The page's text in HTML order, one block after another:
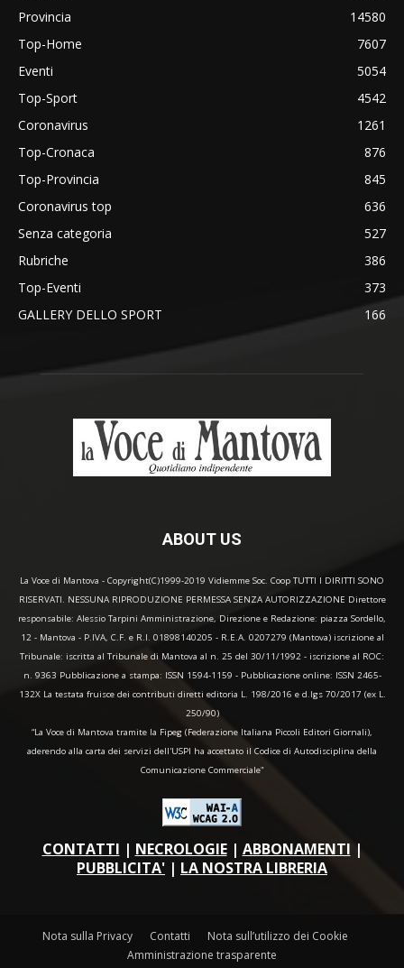
Provincia
14580
Top-Home
7607
Eventi
5054
Top-Sport
4542
Coronavirus
1261
Top-Cronaca
876
Top-Provincia
845
Coronavirus top
636
Senza categoria
527
Rubriche
386
Top-Eventi
373
GALLERY DELLO SPORT
166
ABOUT US
La Voce di Mantova - Copyright(C)1999-2019 Vidiemme Soc. Coop TUTTI I DIRITTI SONO
RISERVATI. NESSUNA RIPRODUZIONE PERMESSA SENZA AUTORIZZAZIONE Direttore
responsabile: Alessio Tarpini Amministrazione, Direzione e Redazione: piazza Sordello,
12 - Mantova - P.IVA, C.F. e R.I. 01898140205 - R.E.A. 0207279 (Mantova) iscrizione al
Tribunale: iscritta al Tribunale di Mantova al n. 25 del 30/11/1992 - iscrizione al ROC:
n. 9363 Pubblicazione a stampa: ISSN 1594-1159 - Pubblicazione online: ISSN 2465-
132X La testata fruisce dei contributi diretti editoria L. 198/2016 e d.lgs 70/2017 (ex L.
250/90)
“La Voce di Mantova tramite la Fipeg (Federazione Italiana Piccoli Editori Giornali),
aderendo alla carta dei servizi dell'USPI ha accettato il Codice di Autodisciplina della
Comunicazione Commerciale"
CONTATTI | NECROLOGIE| ABBONAMENTI |
PUBBLICITA' | LA NOSTRA LIBRERIA
Nota sulla Privacy Contatti
Nota sull’utilizzo dei Cookie
Amministrazione trasparente